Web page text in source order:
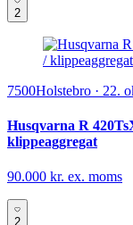
2
7500Holstebro · 22.
Husqvarna R
klippeaggregat
90.000 kr. ex. moms
2